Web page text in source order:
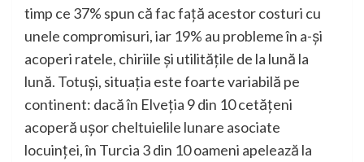
timp ce 37% spun că fac față acestor costuri cu
unele compromisuri, iar 19% au probleme în a-și
acoperi ratele, chiriile și utilitățile de la lună la
lună. Totuși, situația este foarte variabilă pe
continent: dacă în Elveția 9 din 10 cetățeni
acoperă ușor cheltuielile lunare asociate
locuinței, în Turcia 3 din 10 oameni apelează la